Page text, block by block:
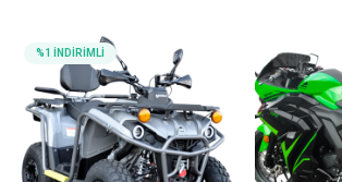
%1 İNDİRİMLİ